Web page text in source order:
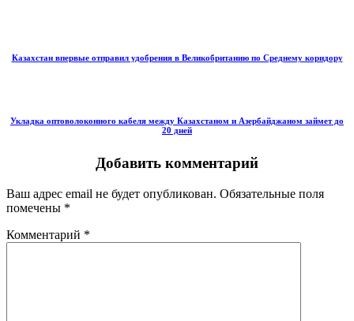
Казахстан впервые отправил удобрения в Великобританию по Среднему коридору
Укладка оптоволоконного кабеля между Казахстаном и Азербайджаном займет до
20 дней
Добавить комментарий
Ваш адрес email не будет опубликован. Обязательные поля
помечены *
Комментарий *